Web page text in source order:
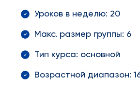
Уроков в неделю: 20
Макс. размер группы: 6
Тип курса: основной
Возрастной диапазон: